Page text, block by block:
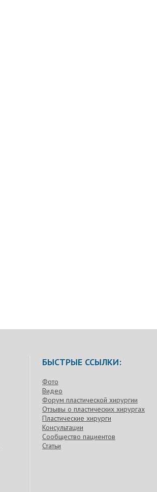
БЫСТРЫЕ ССЫЛКИ:
Фото
Видео
Форум пластической хирургии
Отзывы о пластических хирургах
Пластические хирурги
Консультации
Сообщество пациентов
Статьи